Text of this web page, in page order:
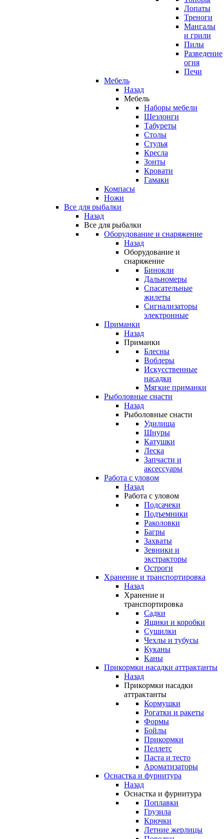
Лопаты
Треноги
Мангалы
и грили
Пилы
Разведение
огня
Печи
Мебель
Назад
Мебель
Наборы мебели
Шезлонги
Табуреты
Столы
Стулья
Кресла
Зонты
Кровати
Гамаки
Компасы
Ножи
Все для рыбалки
Назад
Все для рыбалки
Оборудование и снаряжение
Назад
Оборудование и
снаряжение
Бинокли
Дальномеры
Спасательные
жилеты
Сигнализаторы
электронные
Приманки
Назад
Приманки
Блесны
Воблеры
Искусственные
насадки
Мягкие приманки
Рыболовные снасти
Назад
Рыболовные снасти
Удилища
Шнуры
Катушки
Леска
Запчасти и
аксессуары
Работа с уловом
Назад
Работа с уловом
Подсачеки
Подъемники
Раколовки
Багры
Захваты
Зевники и
экстракторы
Остроги
Хранение и транспортировка
Назад
Хранение и
транспортировка
Садки
Ящики и коробки
Сушилки
Чехлы и тубусы
Куканы
Каны
Прикормки насадки аттрактанты
Назад
Прикормки насадки
аттрактанты
Кормушки
Рогатки и ракеты
Формы
Бойлы
Прикормки
Пеллетс
Паста и тесто
Ароматизаторы
Оснастка и фурнитура
Назад
Оснастка и фурнитура
Поплавки
Грузила
Крючки
Летние жерлицы